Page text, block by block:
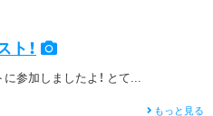
！
参加しましたよ！ とて...
もっと見る